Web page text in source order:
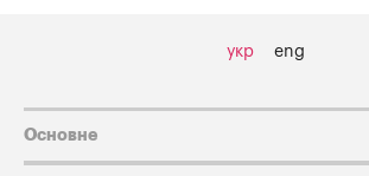
укр eng
Основне